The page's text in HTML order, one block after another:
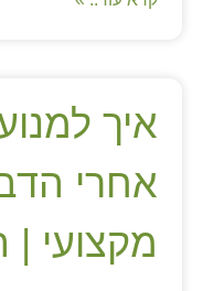
איך
אחרי
מקצועי |